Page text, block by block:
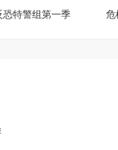
恐特警组第一季 危